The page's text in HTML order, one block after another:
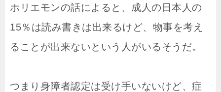
ホリエモンの話によると、成人の日本人の
15％は読み書きは出来るけど、物事を考え
ることが出来ないという人がいるそうだ。
つまり身障者認定は受け手いないけど、症